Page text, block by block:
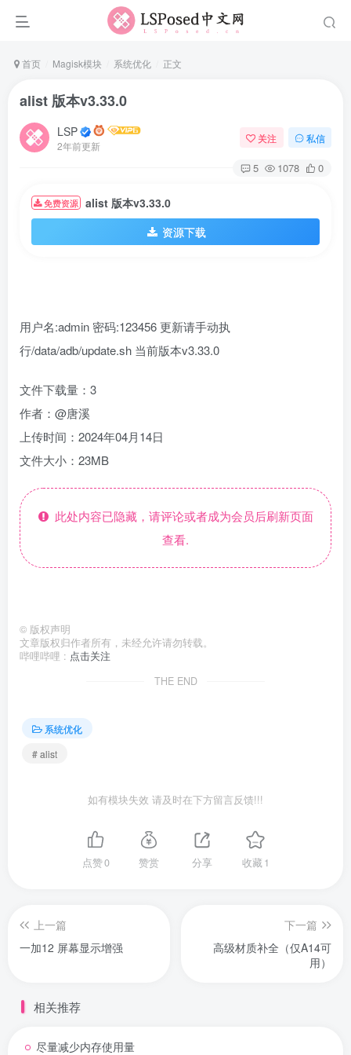
首页 Magisk模块 系统优化 正文
alist 版本v3.33.0
LSP
2年前更新
关注 私信
5 1078 0
免费资源 alist 版本v3.33.0
资源下载
用户名:admin 密码:123456 更新请手动执
行/data/adb/update.sh 当前版本v3.33.0
文件下载量：3
作者：@唐溪
上传时间：2024年04月14日
文件大小：23MB
此处内容已隐藏，请评论或者成为会员后刷新页面
查看.
© 版权声明
文章版权归作者所有，未经允许请勿转载。
哔哩哔哩 : 点击关注
THE END
系统优化
# alist
如有模块失效 请及时在下方留言反馈!!!
点赞0 赞赏 分享 收藏1
上一篇
一加12 屏幕显示增强
下一篇
高级材质补全（仅A14可
用）
相关推荐
尽量减少内存使用量